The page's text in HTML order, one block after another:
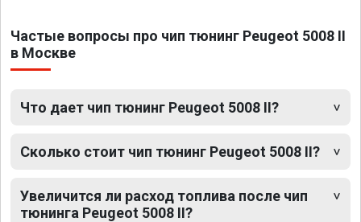
Частые вопросы про чип тюнинг Peugeot 5008 II
в Москве
Что дает чип тюнинг Peugeot 5008 II?
Сколько стоит чип тюнинг Peugeot 5008 II?
Увеличится ли расход топлива после чип
тюнинга Peugeot 5008 II?